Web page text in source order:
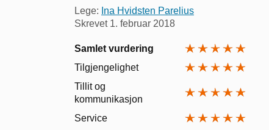
Lege: Ina Hvidsten Parelius
Skrevet 1. februar 2018
Samlet vurdering
Tilgjengelighet
Tillit og
kommunikasjon
Service